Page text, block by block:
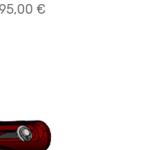
€Preisspanne: